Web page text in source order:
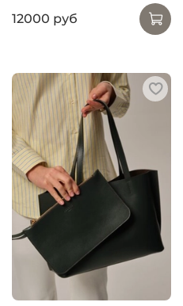
12000 руб